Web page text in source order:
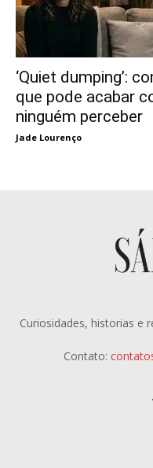
‘Quiet dumping’:
que pode acabar
ninguém perceber
Jade Lourenço
Curiosidades, historias e
Contato: